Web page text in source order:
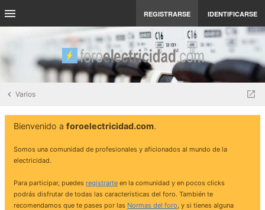
REGISTRARSE IDENTIFICARSE
Varios
Bienvenido a foroelectricidad.com.
Somos una comunidad de profesionales y aficionados al mundo de la
electricidad.
Para participar, puedes registrarte en la comunidad y en pocos clicks
podrás disfrutar de todas las características del foro. También te
recomendamos que te pases por las Normas del foro, y si tienes alguna